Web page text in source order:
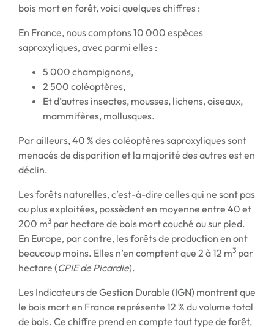
bois mort en forêt, voici quelques chiffres :
En France, nous comptons 10 000 espèces
saproxyliques, avec parmi elles :
5 000 champignons,
2 500 coléoptères,
Et d’autres insectes, mousses, lichens, oiseaux,
mammifères, mollusques.
Par ailleurs, 40 % des coléoptères saproxyliques sont
menacés de disparition et la majorité des autres est en
déclin.
Les forêts naturelles, c’est-à-dire celles qui ne sont pas
ou plus exploitées, possèdent en moyenne entre 40 et
200 m3 par hectare de bois mort couché ou sur pied.
En Europe, par contre, les forêts de production en ont
beaucoup moins. Elles n’en comptent que 2 à 12 m3 par
hectare (CPIE de Picardie).
Les Indicateurs de Gestion Durable (IGN) montrent que
le bois mort en France représente 12 % du volume total
de bois. Ce chiffre prend en compte tout type de forêt,